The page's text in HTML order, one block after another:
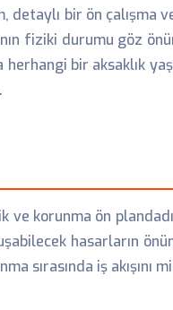
detaylı bir ön çalışma
fiziki durumu göz
herhangi bir aksaklık
ve korunma ön
hasarların
sırasında iş